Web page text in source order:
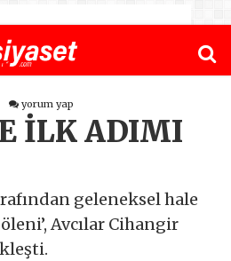
yorum yap
İLK ADIMI
geleneksel hale
Avcılar Cihangir